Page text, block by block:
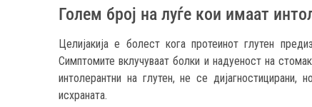
Голем број на луѓе кои имаат
Целијакија е болест кога протеинот глутен
Симптомите вклучуваат болки и надуеност на
интолерантни на глутен, не се дијагностицирани,
исхраната.